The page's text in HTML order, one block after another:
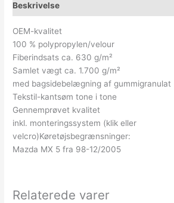
Beskrivelse
OEM-kvalitet
100 % polypropylen/velour
Fiberindsats ca. 630 g/m²
Samlet vægt ca. 1.700 g/m²
med bagsidebelægning af gummigranulat
Tekstil-kantsøm tone i tone
Gennemprøvet kvalitet
inkl. monteringssystem (klik eller
velcro)Køretøjsbegrænsninger:
Mazda MX 5 fra 98-12/2005
Relaterede varer